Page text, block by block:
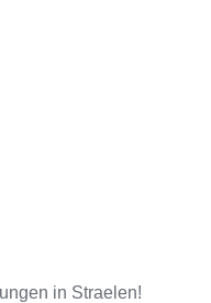
in Straelen!